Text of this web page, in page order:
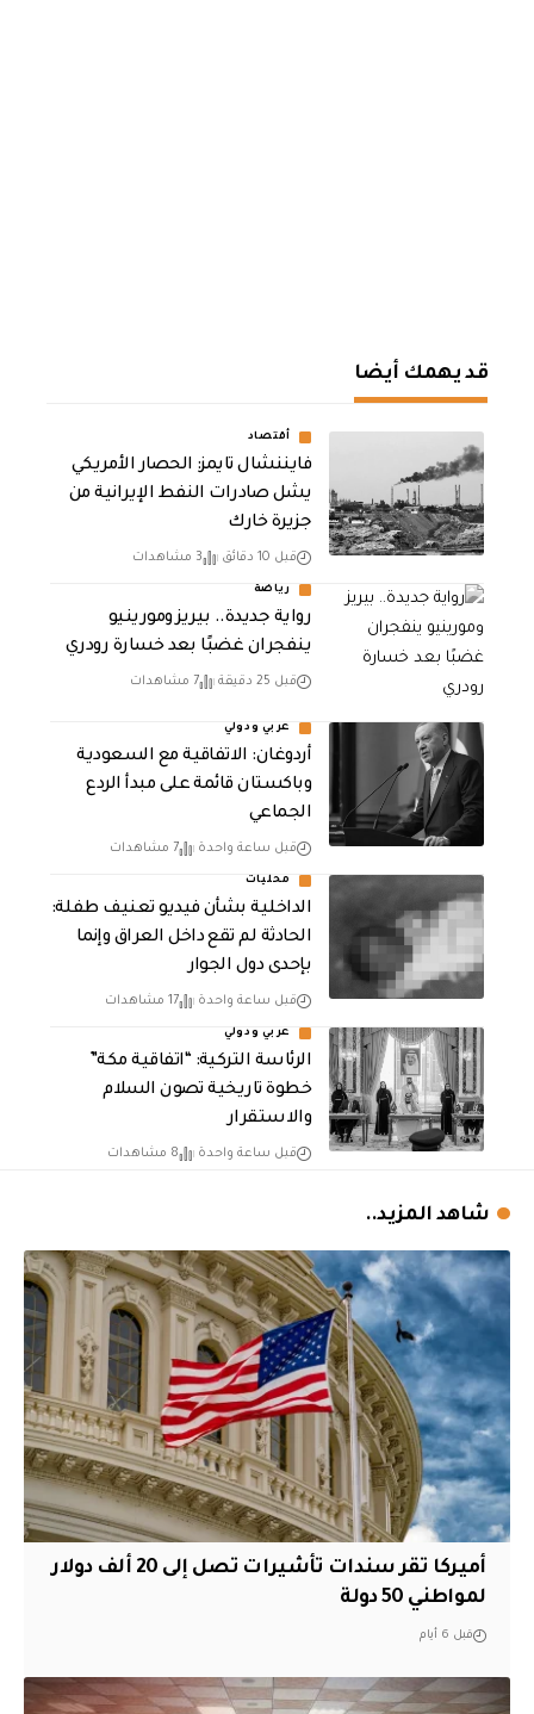
قد يهمك أيضا
أقتصاد
فايننشال تايمز: الحصار الأمريكي
يشل صادرات النفط الإيرانية من
جزيرة خارك
قبل 10 دقائق 3 مشاهدات
رياضة
رواية جديدة.. بيريز ومورينيو
ينفجران غضبًا بعد خسارة رودري
قبل 25 دقيقة 7 مشاهدات
عربي ودولي
أردوغان: الاتفاقية مع السعودية
وباكستان قائمة على مبدأ الردع
الجماعي
قبل ساعة واحدة 7 مشاهدات
محليات
الداخلية بشأن فيديو تعنيف طفلة:
الحادثة لم تقع داخل العراق وإنما
بإحدى دول الجوار
قبل ساعة واحدة 17 مشاهدات
عربي ودولي
الرئاسة التركية: “اتفاقية مكة”
خطوة تاريخية تصون السلام
والاستقرار
قبل ساعة واحدة 8 مشاهدات
شاهد المزيد..
أميركا تقر سندات تأشيرات تصل إلى 20 ألف دولار
لمواطني 50 دولة
قبل 6 أيام